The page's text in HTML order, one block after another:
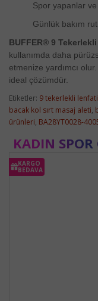
Spor yapanlar ve
Günlük bakım
BUFFER® 9
kullanımda daha
etmenize yardımcı
ideal çözümdür.
Etiketler: 9 tekerlekli
bacak kol sırt masaj aleti,
ürünleri, BA28YT0028-
KADIN SPOR
KARGO
BEDAVA